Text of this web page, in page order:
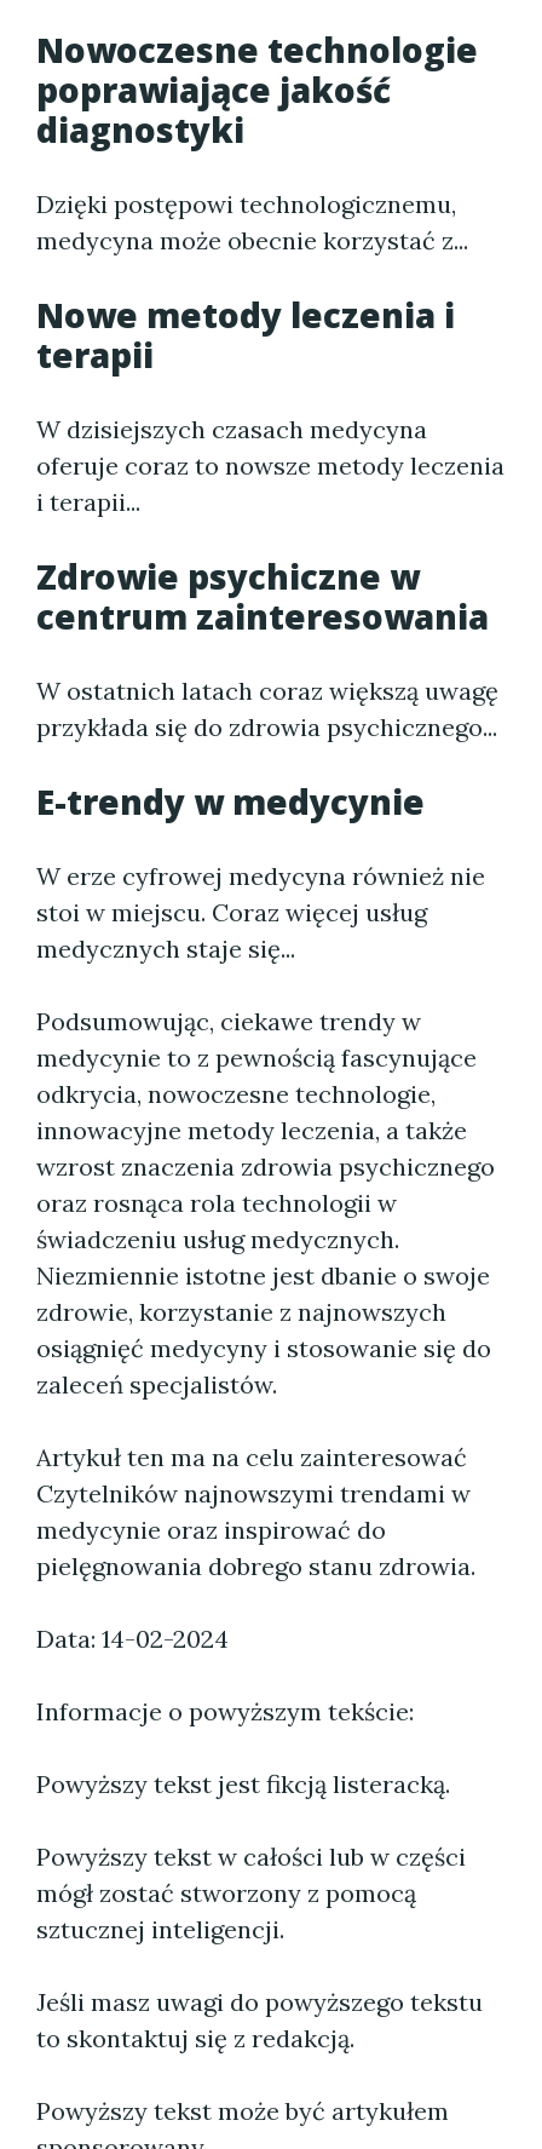
Nowoczesne technologie
poprawiające jakość
diagnostyki
Dzięki postępowi technologicznemu,
medycyna może obecnie korzystać z...
Nowe metody leczenia i
terapii
W dzisiejszych czasach medycyna
oferuje coraz to nowsze metody leczenia
i terapii...
Zdrowie psychiczne w
centrum zainteresowania
W ostatnich latach coraz większą uwagę
przykłada się do zdrowia psychicznego...
E-trendy w medycynie
W erze cyfrowej medycyna również nie
stoi w miejscu. Coraz więcej usług
medycznych staje się...
Podsumowując, ciekawe trendy w
medycynie to z pewnością fascynujące
odkrycia, nowoczesne technologie,
innowacyjne metody leczenia, a także
wzrost znaczenia zdrowia psychicznego
oraz rosnąca rola technologii w
świadczeniu usług medycznych.
Niezmiennie istotne jest dbanie o swoje
zdrowie, korzystanie z najnowszych
osiągnięć medycyny i stosowanie się do
zaleceń specjalistów.
Artykuł ten ma na celu zainteresować
Czytelników najnowszymi trendami w
medycynie oraz inspirować do
pielęgnowania dobrego stanu zdrowia.
Data: 14-02-2024
Informacje o powyższym tekście:
Powyższy tekst jest fikcją listeracką.
Powyższy tekst w całości lub w części
mógł zostać stworzony z pomocą
sztucznej inteligencji.
Jeśli masz uwagi do powyższego tekstu
to skontaktuj się z redakcją.
Powyższy tekst może być artykułem